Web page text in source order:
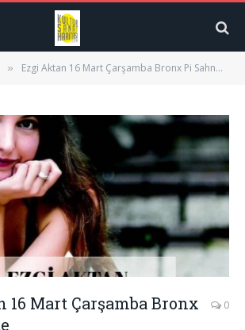
» Ezgi Aktan 16 Mart Çarşamba Bronx Pi Sahne’de
16 Mart Çarşamba Bronx
0